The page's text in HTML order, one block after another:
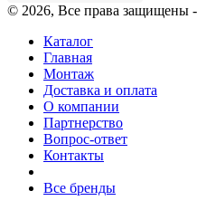
© 2026, Все права защищены
Каталог
Главная
Монтаж
Доставка и оплата
О компании
Партнерство
Вопрос-ответ
Контакты
Все бренды